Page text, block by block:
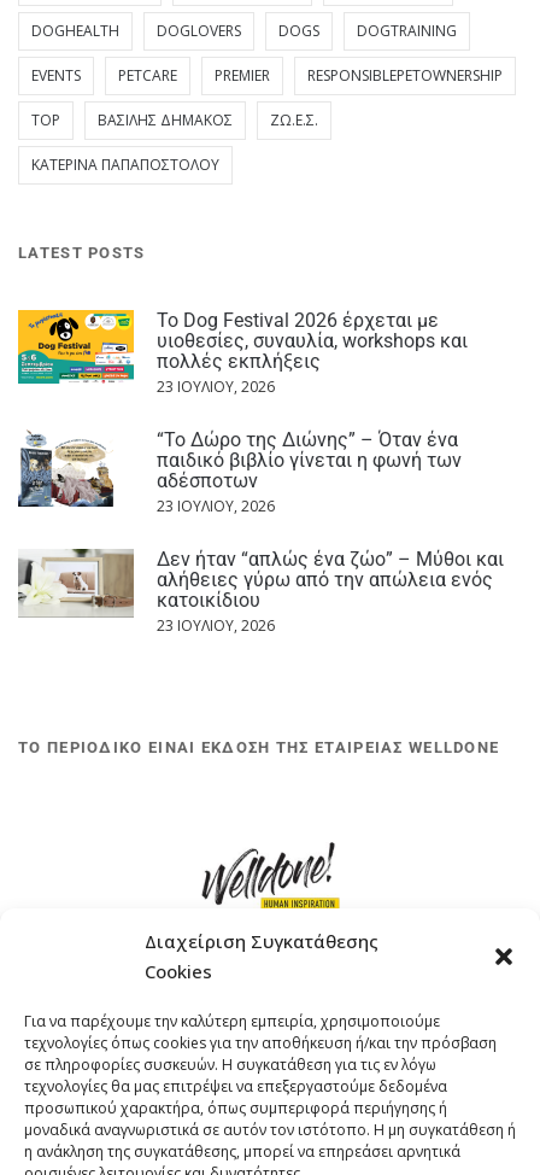
Διαχείριση Συγκατάθεσης
Cookies
Για να παρέχουμε την καλύτερη εμπειρία, χρησιμοποιούμε
τεχνολογίες όπως cookies για την αποθήκευση ή/και την πρόσβαση
σε πληροφορίες συσκευών. Η συγκατάθεση για τις εν λόγω
τεχνολογίες θα μας επιτρέψει να επεξεργαστούμε δεδομένα
προσωπικού χαρακτήρα, όπως συμπεριφορά περιήγησης ή
μοναδικά αναγνωριστικά σε αυτόν τον ιστότοπο. Η μη συγκατάθεση ή
η ανάκληση της συγκατάθεσης, μπορεί να επηρεάσει αρνητικά
DOGHEALTH DOGLOVERS DOGS DOGTRAINING
EVENTS PETCARE PREMIER RESPONSIBLEPETOWNERSHIP
TOP ΒΑΣΊΛΗΣ ΔΗΜΆΚΟΣ ΖΩ.Ε.Σ.
ΚΑΤΕΡΊΝΑ ΠΑΠΑΠΟΣΤΌΛΟΥ
LATEST POSTS
Το Dog Festival 2026 έρχεται με
υιοθεσίες, συναυλία, workshops και
πολλές εκπλήξεις
23 ΙΟΥΛΊΟΥ, 2026
“Το Δώρο της Διώνης” – Όταν ένα
παιδικό βιβλίο γίνεται η φωνή των
αδέσποτων
23 ΙΟΥΛΊΟΥ, 2026
Δεν ήταν “απλώς ένα ζώο” – Μύθοι και
αλήθειες γύρω από την απώλεια ενός
κατοικίδιου
23 ΙΟΥΛΊΟΥ, 2026
ΤΟ ΠΕΡΙΟΔΙΚΟ ΕΙΝΑΙ ΕΚΔΟΣΗ ΤΗΣ ΕΤΑΙΡΕΙΑΣ WELLDONE
ΤΗΛΕΦΩΝΟ: +30 211 4021758
EMAIL:info@welldone.com.gr